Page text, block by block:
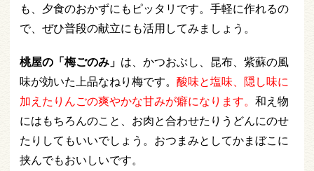
も、夕食のおかずにもピッタリです。手軽に作れるの
で、ぜひ普段の献立にも活用してみましょう。
桃屋の「梅ごのみ」 は、かつおぶし、昆布、紫蘇の風
味が効いた上品なねり梅です。 酸味と塩味、隠し味に
加えたりんごの爽やかな甘みが癖になります。 和え物
にはもちろんのこと、お肉と合わせたりうどんにのせ
たりしてもいいでしょう。おつまみとしてかまぼこに
挟んでもおいしいです。